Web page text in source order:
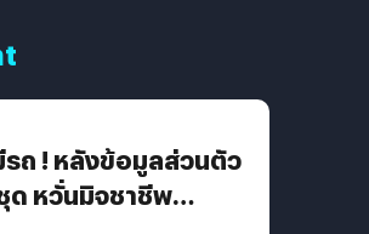
ถ ! หลังข้อมูลส่วนตัว
ด หวั่นมิจชาชีพ